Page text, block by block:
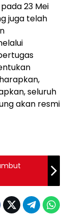
23 Mei
juga telah
seluruh
akan resmi